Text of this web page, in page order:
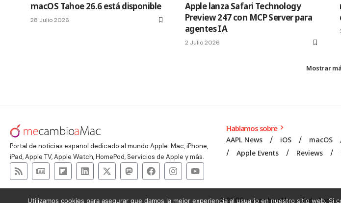
macOS Tahoe 26.6 está disponible
28 Julio 2026
Apple lanza Safari Technology
Preview 247 con MCP Server para
agentes IA
2 Julio 2026
Mostrar
Portal de noticias español dedicado al mundo Apple: Mac, iPhone,
iPad, Apple TV, Apple Watch, HomePod, Servicios de Apple y más.
Hablamos sobre
AAPL News iOS macOS
Apple Events
Reviews
© 2008 mecambioaMac – Todo Apple
Utilizamos cookies para asegurar que damos la mejor experiencia al usuario en nuestro sitio web.